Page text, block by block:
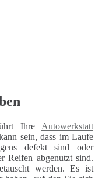
Ihre Autowerkstatt
sein, dass im Laufe
defekt sind oder
Reifen abgenutzt sind.
werden. Es ist